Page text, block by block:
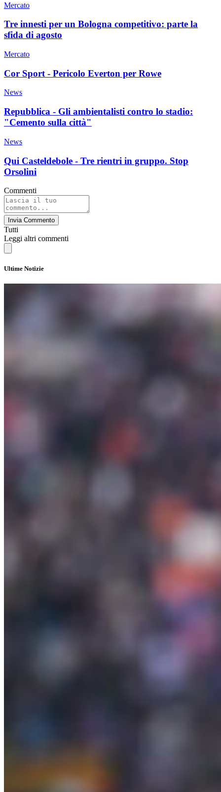
Mercato
Tre innesti per un Bologna competitivo: parte la
sfida di agosto
Mercato
Cor Sport - Pericolo Everton per Rowe
News
Repubblica - Gli ambientalisti contro lo stadio:
"Cemento sulla città"
News
Qui Casteldebole - Tre rientri in gruppo. Stop
Orsolini
Commenti
Invia Commento
Tutti
Leggi altri commenti
Ultime Notizie